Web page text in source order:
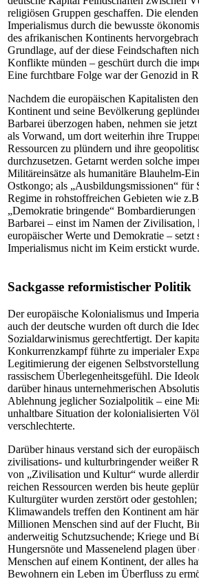
religiösen Gruppen geschaffen. Die
Imperialismus durch die bewusste
des afrikanischen Kontinents
Grundlage, auf der diese Feindschaften
Konflikte münden – geschürt durch die
Eine furchtbare Folge war der Genozid in
Nachdem die europäischen Kapitalisten
Kontinent und seine Bevölkerung
Barbarei überzogen haben, nehmen sie
als Vorwand, um dort weiterhin ihre
Ressourcen zu plündern und ihre
durchzusetzen. Getarnt werden solche
Militäreinsätze als humanitäre Blauhelm-
Ostkongo; als „Ausbildungsmissionen“ für
Regime in rohstoffreichen Gebieten wie
„Demokratie bringende“
Barbarei – einst im Namen der Zivilisation,
europäischer Werte und Demokratie – setzt
Imperialismus nicht im Keim erstickt wurde.
Sackgasse reformistischer Politik
Der europäische Kolonialismus und
auch der deutsche wurden oft durch die
Sozialdarwinismus gerechtfertigt. Der
Konkurrenzkampf führte zu imperialer
Legitimierung der eigenen
rassischem Überlegenheitsgefühl. Die
darüber hinaus unternehmerischen
Ablehnung jeglicher Sozialpolitik – eine
unhaltbare Situation der kolonialisierten
verschlechterte.
Darüber hinaus verstand sich der
zivilisations- und kulturbringender weißer
von „Zivilisation und Kultur“ wurde
reichen Ressourcen werden bis heute
Kulturgüter wurden zerstört oder
Klimawandels treffen den Kontinent am
Millionen Menschen sind auf der Flucht,
anderweitig Schutzsuchende; Kriege und
Hungersnöte und Massenelend plagen
Menschen auf einem Kontinent, der alles
Bewohnern ein Leben im Überfluss zu